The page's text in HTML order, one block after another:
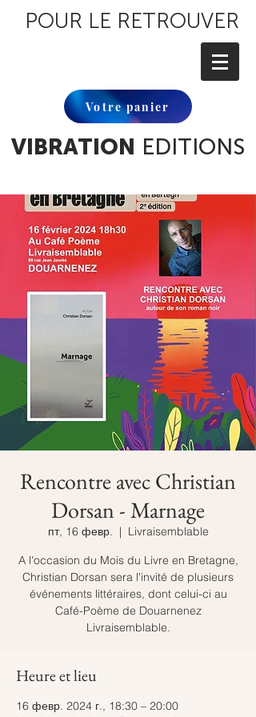
POUR LE RETROUVER
Votre panier
VIBRATION EDITIONS
Rencontre avec Christian
Dorsan - Marnage
пт, 16 февр.
  |
Livraisemblable
A l'occasion du Mois du Livre en Bretagne,
Christian Dorsan sera l'invité de plusieurs
événements littéraires, dont celui-ci au
Café-Poème de Douarnenez
Livraisemblable.
Heure et lieu
16 февр. 2024 г., 18:30 – 20:00